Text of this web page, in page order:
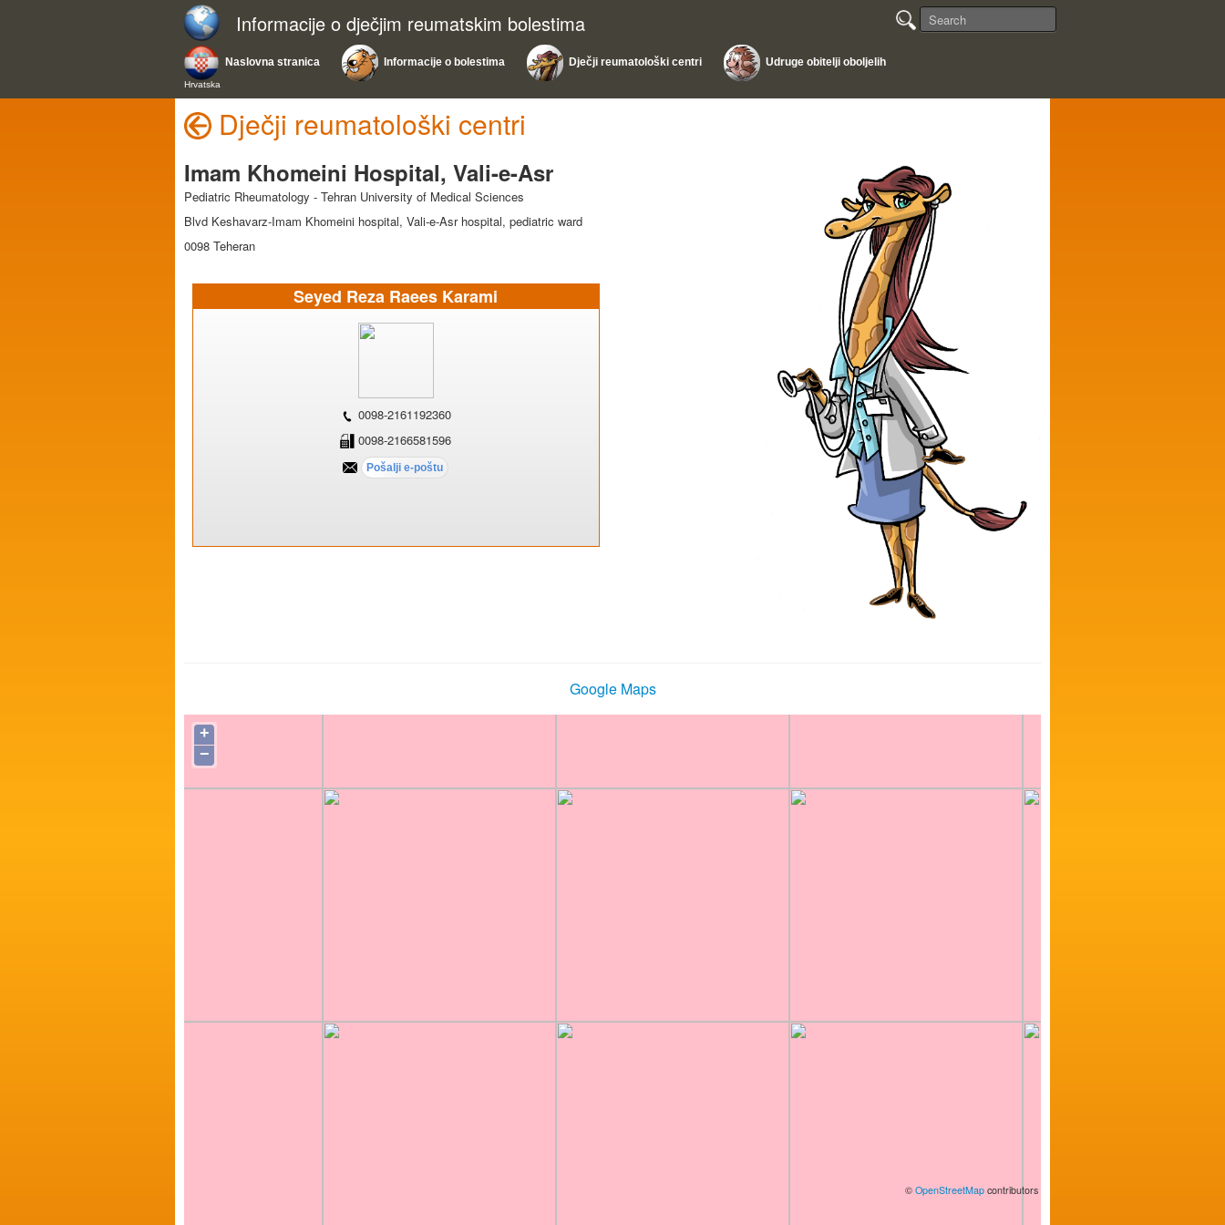
Informacije o dječjim reumatskim bolestima
Naslovna stranica
Hrvatska
Informacije o bolestima Dječji reumatološki centri Udruge obitelji oboljelih
Dječji reumatološki centri
Imam Khomeini Hospital, Vali-e-Asr
Pediatric Rheumatology - Tehran University of Medical Sciences
Blvd Keshavarz-Imam Khomeini hospital, Vali-e-Asr hospital, pediatric ward
0098 Teheran
Seyed Reza Raees Karami
0098-2161192360
0098-2166581596
Google Maps
+
−
© OpenStreetMap contributors